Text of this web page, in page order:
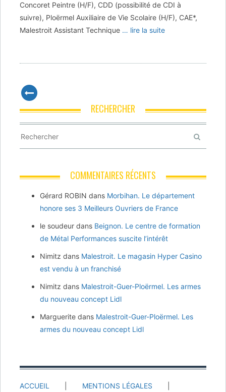
Concoret Peintre (H/F), CDD (possibilité de CDI à
suivre), Ploërmel Auxiliaire de Vie Scolaire (H/F), CAE*,
Malestroit Assistant Technique … lire la suite
RECHERCHER
COMMENTAIRES RÉCENTS
Gérard ROBIN dans Morbihan. Le département
honore ses 3 Meilleurs Ouvriers de France
le soudeur dans Beignon. Le centre de formation
de Métal Performances suscite l’intérêt
Nimitz dans Malestroit. Le magasin Hyper Casino
est vendu à un franchisé
Nimitz dans Malestroit-Guer-Ploërmel. Les armes
du nouveau concept Lidl
Marguerite dans Malestroit-Guer-Ploërmel. Les
armes du nouveau concept Lidl
ACCUEIL MENTIONS LÉGALES